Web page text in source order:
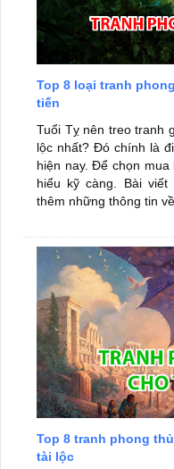
Top 8 loại tranh
tiến
Tuổi Tỵ nên treo tranh
lộc nhất? Đó chính là
hiện nay. Để chọn
hiểu kỹ càng. Bài
thêm những thông tin
Top 8 tranh phong
tài lộc